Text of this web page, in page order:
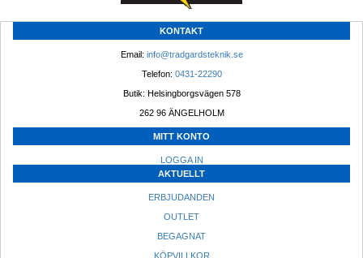
KONTAKT
Email: info@tradgardsteknik.se
Telefon: 0431-22290
Butik: Helsingborgsvägen 578
262 96 ÄNGELHOLM
MITT KONTO
LOGGA IN
AKTUELLT
ERBJUDANDEN
OUTLET
BEGAGNAT
KÖPVILLKOR